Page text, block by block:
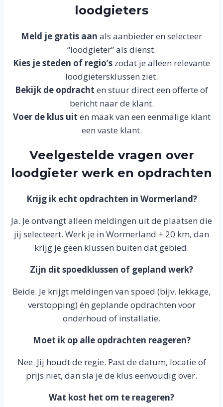
loodgieters
Meld je gratis aan als aanbieder en selecteer
“loodgieter” als dienst.
Kies je steden of regio’s zodat je alleen relevante
loodgietersklussen ziet.
Bekijk de opdracht en stuur direct een offerte of
bericht naar de klant.
Voer de klus uit en maak van een eenmalige klant
een vaste klant.
Veelgestelde vragen over
loodgieter werk en opdrachten
Krijg ik echt opdrachten in Wormerland?
Ja. Je ontvangt alleen meldingen uit de plaatsen die
jij selecteert. Werk je in Wormerland + 20 km, dan
krijg je geen klussen buiten dat gebied.
Zijn dit spoedklussen of gepland werk?
Beide. Je krijgt meldingen van spoed (bijv. lekkage,
verstopping) én geplande opdrachten voor
onderhoud of installatie.
Moet ik op alle opdrachten reageren?
Nee. Jij houdt de regie. Past de datum, locatie of
prijs niet, dan sla je de klus eenvoudig over.
Wat kost het om te reageren?